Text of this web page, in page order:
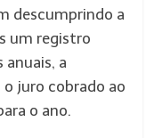
descumprindo a
um registro
anuais, a
juro cobrado ao
o ano.